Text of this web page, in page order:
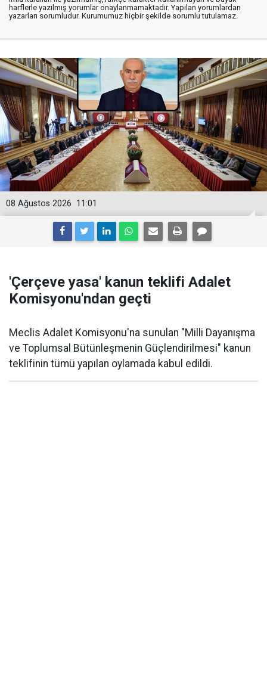
harflerle yazılmış yorumlar onaylanmamaktadır. Yapılan yorumlardan
yazarları sorumludur. Kurumumuz hiçbir şekilde sorumlu tutulamaz.
11:01
08 Ağustos 2026
'Çerçeve yasa' kanun teklifi Adalet
Komisyonu'ndan geçti
Meclis Adalet Komisyonu'na sunulan "Milli Dayanışma
ve Toplumsal Bütünleşmenin Güçlendirilmesi" kanun
teklifinin tümü yapılan oylamada kabul edildi.